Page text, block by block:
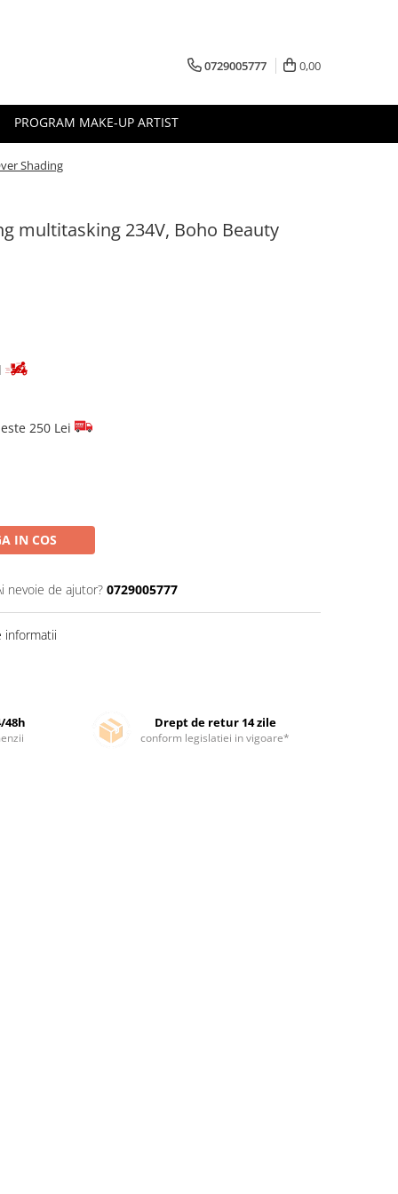
0729005777 0,00
PROGRAM MAKE-UP ARTIST
Shading
multitasking 234V, Boho Beauty
250 Lei
IN COS
nevoie de ajutor? 0729005777
informatii
48h Drept de retur 14 zile
conform legislatiei in vigoare*